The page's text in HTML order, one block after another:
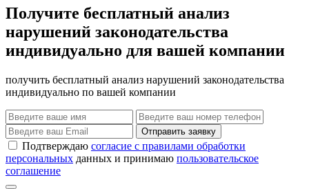
Получите бесплатный анализ
нарушений законодательства
индивидуально для вашей компании
получить бесплатный анализ нарушений законодательства
индивидуально по вашей компании
Отправить заявку
Подтверждаю согласие с правилами обработки
персональных данных и принимаю пользовательское
соглашение